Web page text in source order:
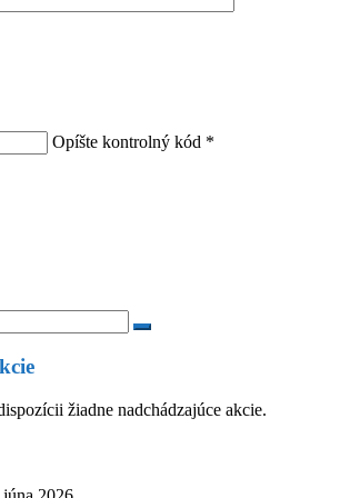
Opíšte kontrolný kód *
žiadne nadchádzajúce akcie.